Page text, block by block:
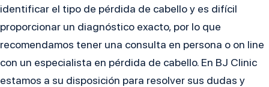
identificar el tipo de pérdida de cabello y es difícil
proporcionar un diagnóstico exacto, por lo que
recomendamos tener una consulta en persona o on line
con un especialista en pérdida de cabello. En BJ Clinic
estamos a su disposición para resolver sus dudas y